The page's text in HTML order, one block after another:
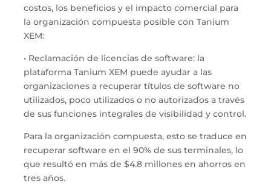
costos, los beneficios y el impacto comercial para
la organización compuesta posible con Tanium
XEM:
• Reclamación de licencias de software: la
plataforma Tanium XEM puede ayudar a las
organizaciones a recuperar títulos de software no
utilizados, poco utilizados o no autorizados a través
de sus funciones integrales de visibilidad y control.
Para la organización compuesta, esto se traduce en
recuperar software en el 90% de sus terminales, lo
que resultó en más de $4.8 millones en ahorros en
tres años.